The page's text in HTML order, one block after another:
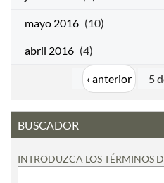
mayo 2016 (10)
abril 2016 (4)
‹ anterior 5
BUSCADOR
INTRODUZCA LOS TÉRMINOS